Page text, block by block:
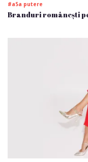
#a5a putere
Branduri românești